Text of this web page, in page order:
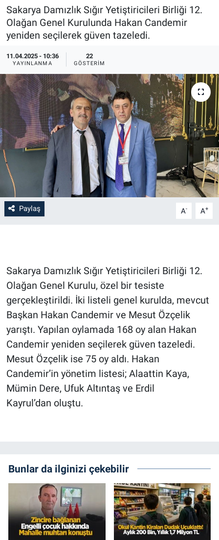
Sakarya Damızlık Sığır Yetiştiricileri Birliği 12.
Olağan Genel Kurulunda Hakan Candemir
yeniden seçilerek güven tazeledi.
11.04.2025 - 10:36
YAYINLANMA
22
GÖSTERIM
Paylaş A- A+
Sakarya Damızlık Sığır Yetiştiricileri Birliği 12.
Olağan Genel Kurulu, özel bir tesiste
gerçekleştirildi. İki listeli genel kurulda, mevcut
Başkan Hakan Candemir ve Mesut Özçelik
yarıştı. Yapılan oylamada 168 oy alan Hakan
Candemir yeniden seçilerek güven tazeledi.
Mesut Özçelik ise 75 oy aldı. Hakan
Candemir’in yönetim listesi; Alaattin Kaya,
Mümin Dere, Ufuk Altıntaş ve Erdil
Kayrul’dan oluştu.
Bunlar da ilginizi çekebilir